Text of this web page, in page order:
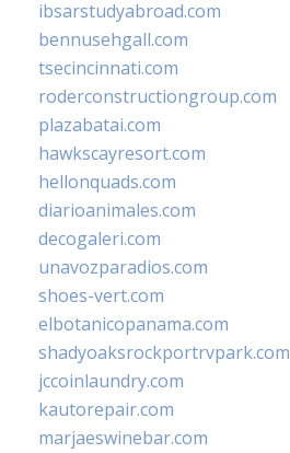
ibsarstudyabroad.com
bennusehgall.com
tsecincinnati.com
roderconstructiongroup.com
plazabatai.com
hawkscayresort.com
hellonquads.com
diarioanimales.com
decogaleri.com
unavozparadios.com
shoes-vert.com
elbotanicopanama.com
shadyoaksrockportrvpark.com
jccoinlaundry.com
kautorepair.com
marjaeswinebar.com